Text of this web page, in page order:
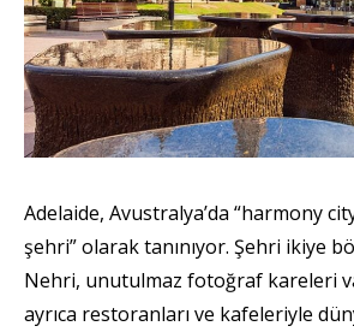
Adelaide, Avustralya’da “harmony
şehri” olarak tanınıyor. Şehri ikiye
Nehri, unutulmaz fotoğraf kareleri
ayrıca restoranları ve kafeleriyle